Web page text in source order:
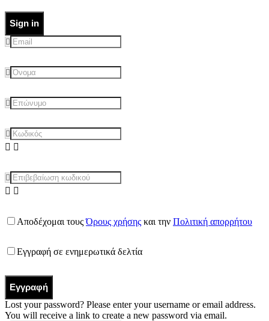
Sign in
Αποδέχομαι τουςΌρους χρήσης και την Πολιτική απορρήτου
Εγγραφή σε ενημερωτικά δελτία
Εγγραφή
Lost your password? Please enter your username or email address.
You will receive a link to create a new password via email.